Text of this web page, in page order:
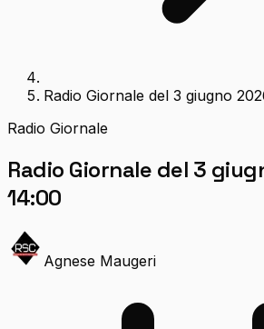
Radio Giornale del 3 giugno
Radio Giornale
Radio Giornale del 3
14:00
Agnese Maugeri